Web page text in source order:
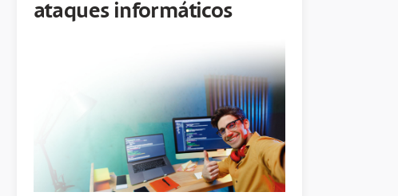
ataques informáticos